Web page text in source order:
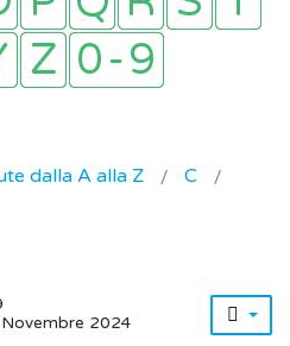
dalla A alla Z
C
2024